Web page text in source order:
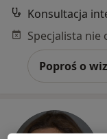
Konsultacja
Poproś o